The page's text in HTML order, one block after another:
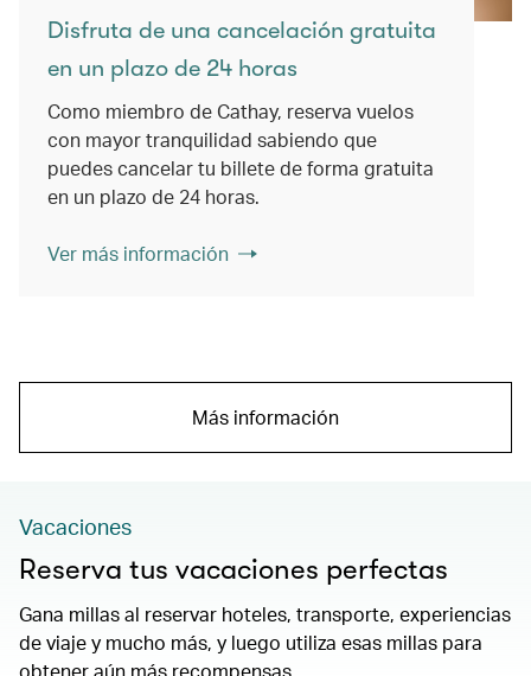
Disfruta de una cancelación gratuita
en un plazo de 24 horas
Como miembro de Cathay, reserva vuelos
con mayor tranquilidad sabiendo que
puedes cancelar tu billete de forma gratuita
en un plazo de 24 horas.
Ver más información
Más información
Vacaciones
Reserva tus vacaciones perfectas
Gana millas al reservar hoteles, transporte, experiencias
de viaje y mucho más, y luego utiliza esas millas para
obtener aún más recompensas.